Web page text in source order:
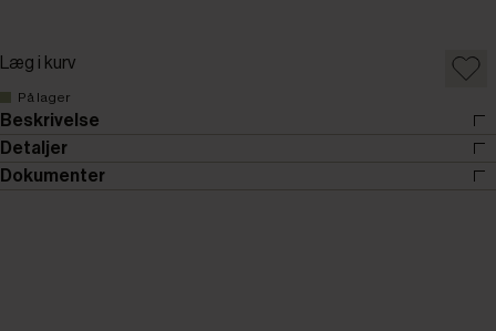
Læg i kurv
På lager
Beskrivelse
Detaljer
Dokumenter